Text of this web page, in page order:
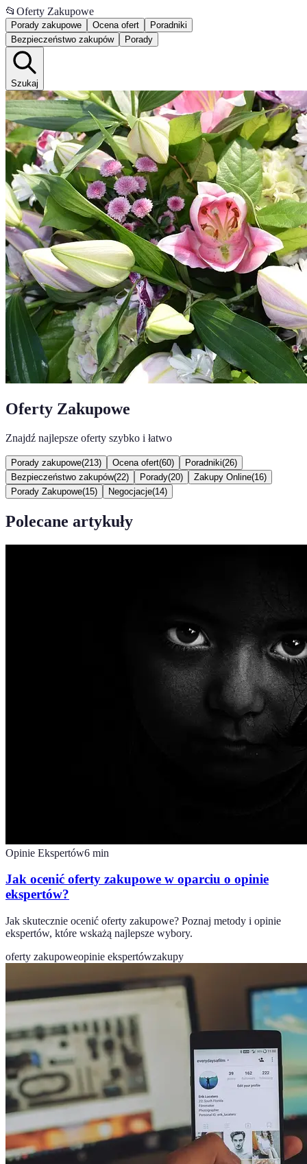
📂 Oferty Zakupowe
Porady zakupowe Ocena ofert
Poradniki
Bezpieczeństwo zakupów
Porady
Szukaj
Oferty Zakupowe
Znajdź najlepsze oferty szybko i łatwo
Porady zakupowe(213) Ocena ofert(60) Poradniki(26)
Bezpieczeństwo zakupów(22) Porady(20) Zakupy Online(16)
Porady Zakupowe(15) Negocjacje(14)
Polecane artykuły
Opinie Ekspertów6 min
Jak ocenić oferty zakupowe w oparciu o opinie
ekspertów?
Jak skutecznie ocenić oferty zakupowe? Poznaj metody i opinie
ekspertów, które wskażą najlepsze wybory.
oferty zakupoweopinie ekspertówzakupy